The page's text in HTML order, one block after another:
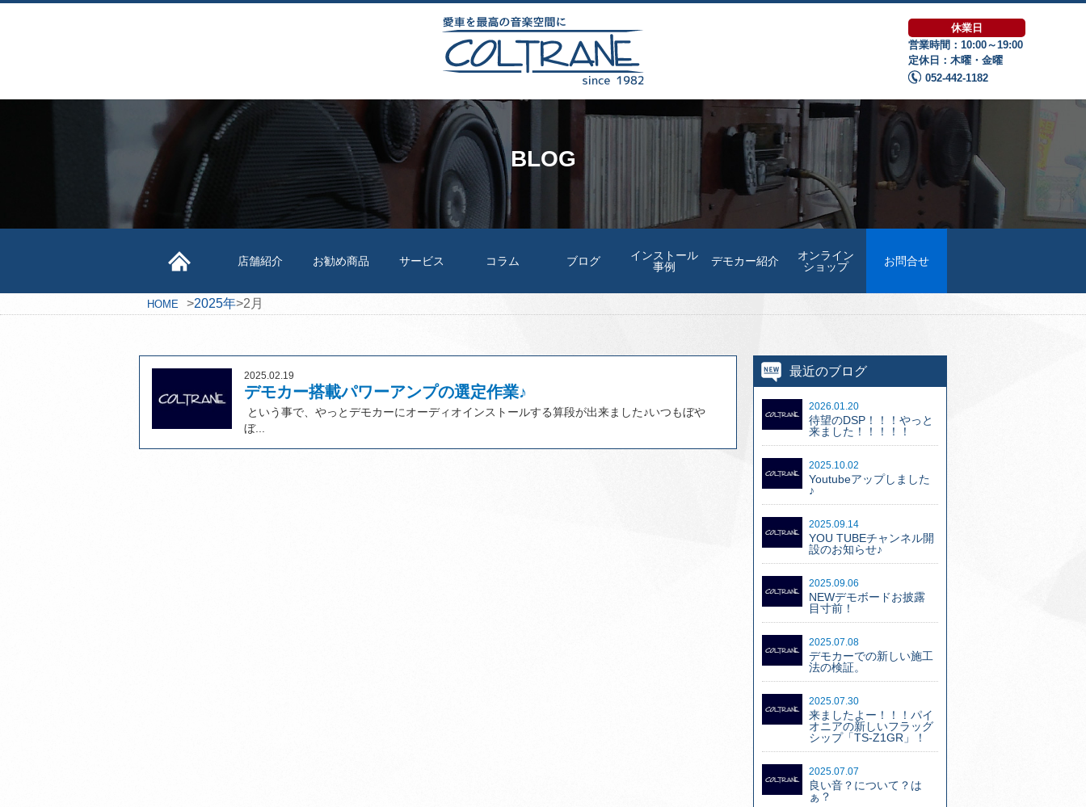
休業日
営業時間：10:00～19:00
定休日：木曜・金曜
052-442-1182
BLOG
店舗紹介 お勧め商品 サービス コラム ブログ
インストール
事例
デモカー紹介
オンライン
ショップ
お問合せ
HOME >2025年>2月
2025.02.19
デモカー搭載パワーアンプの選定作業♪
という事で、やっとデモカーにオーディオインストールする算段が出来ました♪いつもぼや
ぼ...
最近のブログ
2026.01.20
待望のDSP！！！やっと
来ました！！！！！
2025.10.02
Youtubeアップしました
♪
2025.09.14
YOU TUBEチャンネル開
設のお知らせ♪
2025.09.06
NEWデモボードお披露
目寸前！
2025.07.08
デモカーでの新しい施工
法の検証。
2025.07.30
来ましたよー！！！パイ
オニアの新しいフラッグ
シップ「TS-Z1GR」！
2025.07.07
良い音？について？は
ぁ？